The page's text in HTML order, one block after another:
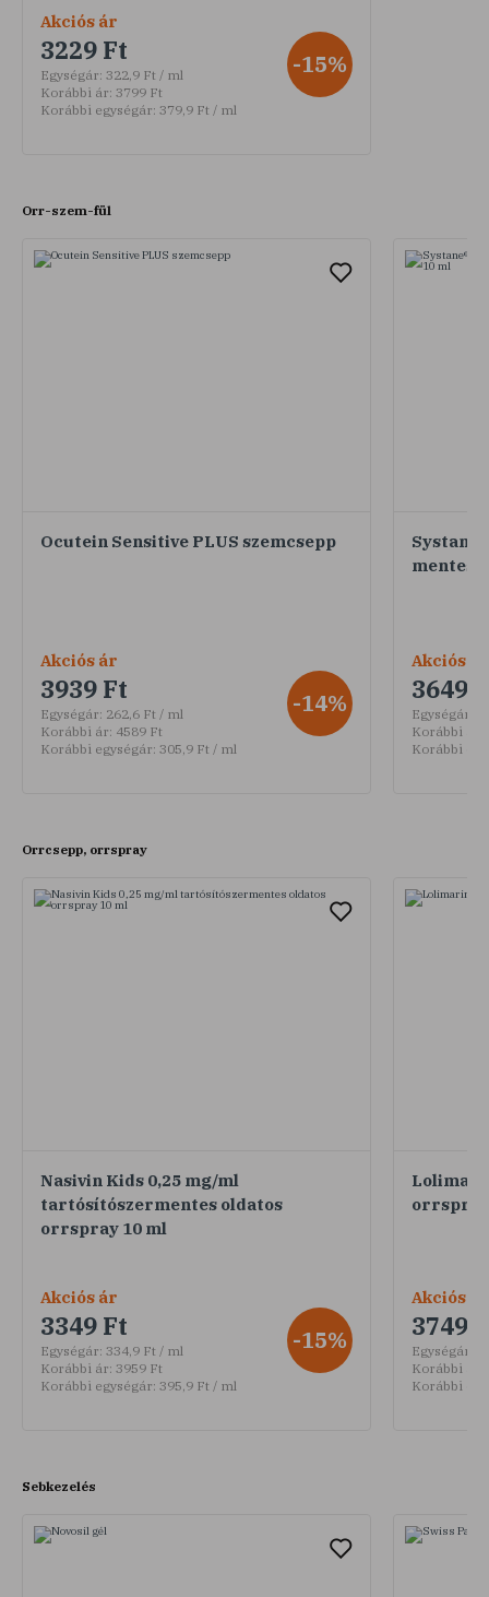
Akciós ár
3229 Ft
Egységár: 322,9 Ft / ml
Korábbi ár: 3799 Ft
Korábbi egységár: 379,9 Ft / ml
-15%
Orr-szem-fül
Ocutein Sensitive PLUS szemcsepp
Akciós ár
3939 Ft
Egységár: 262,6 Ft / ml
Korábbi ár: 4589 Ft
Korábbi egységár: 305,9 Ft / ml
-14%
mentes
Akciós ár
3649
Egységár:
Korábbi ár:
Korábbi
Orrcsepp, orrspray
Nasivin Kids 0,25 mg/ml
tartósítószermentes oldatos
orrspray 10 ml
Akciós ár
3349 Ft
Egységár: 334,9 Ft / ml
Korábbi ár: 3959 Ft
Korábbi egységár: 395,9 Ft / ml
-15%
orrspray
Akciós ár
3749
Egységár:
Korábbi ár:
Korábbi
Sebkezelés